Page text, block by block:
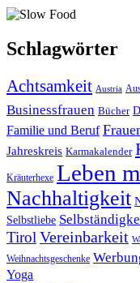
Schlagwörter
Achtsamkeit Austria
Businessfrauen Bücher
Familie und Beruf
Jahreskreis Karmakalender
Kräuterhexe Leben
Nachhaltigkeit
Selbstliebe
Tirol Vereinbarkeit
Weihnachtsgeschenke
Yoga